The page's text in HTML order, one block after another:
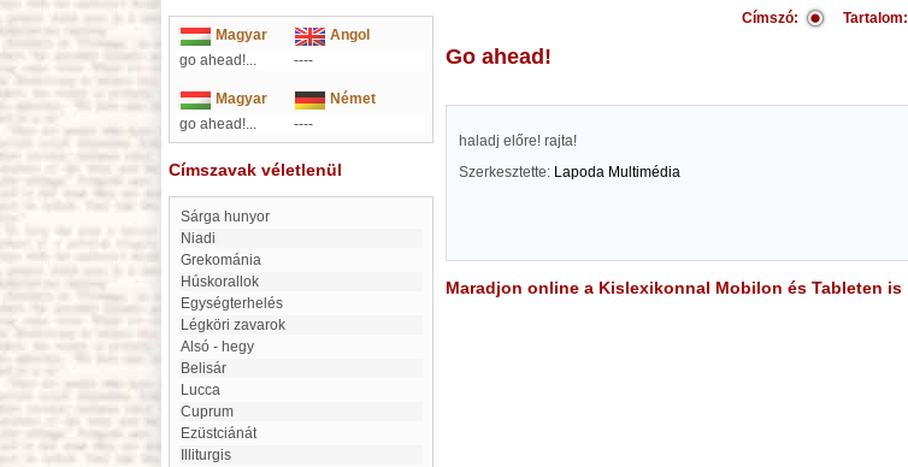
Magyar
Angol
go ahead!...
----
Magyar
Német
go ahead!...
----
Címszavak véletlenül
Sárga hunyor
Niadi
Grekománia
Húskorallok
Egységterhelés
légköri zavarok
Alsó - hegy
Belisár
Lucca
Cuprum
Ezüstciánát
Illiturgis
Címszó: Tartalom:
go ahead!
haladj előre! rajta!
Szerkesztette: Lapoda Multimédia
Maradjon online a Kislexikonnal Mobilon és Tableten is